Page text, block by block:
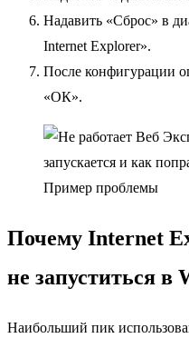
Надавить «Сброс» в
Internet Explorer».
После конфигурации
«ОК».
Пример проблемы
Почему Internet
не запуститься в
Наибольший пик